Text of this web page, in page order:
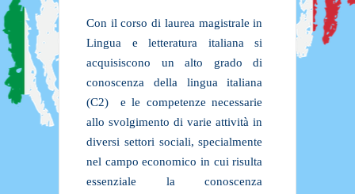
Con il corso di laurea magistrale in
Lingua e letteratura italiana si
acquisiscono un alto grado di
conoscenza della lingua italiana
(C2) e le competenze necessarie
allo svolgimento di varie attività in
diversi settori sociali, specialmente
nel campo economico in cui risulta
essenziale la conoscenza